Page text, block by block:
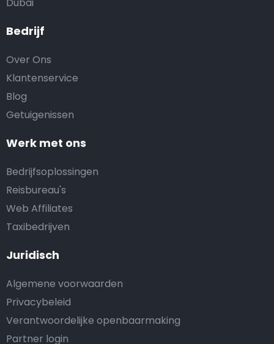
Bedrijf
Over Ons
Klantenservice
Blog
Getuigenissen
Werk met ons
Bedrijfsoplossingen
Reisbureau's
Web Affiliates
Taxibedrijven
Juridisch
Algemene voorwaarden
Privacybeleid
Verantwoordelijke openbaarmaking
Partner login